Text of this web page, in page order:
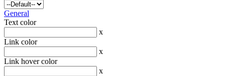
General
Text color
x
Link color
x
Link hover color
x